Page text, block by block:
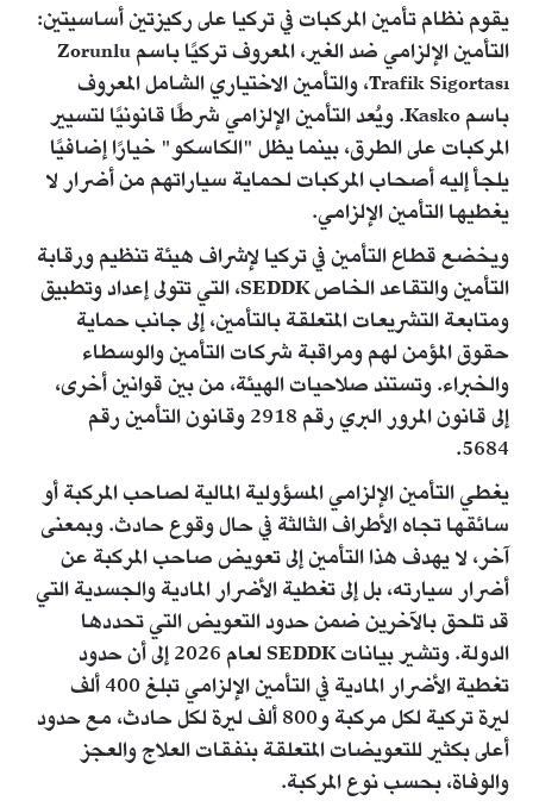
يقوم نظام تأمين المركبات في تركيا على ركيزتين أساسيتين:
التأمين الإلزامي ضد الغير، المعروف تركيًا باسم Zorunlu
Trafik Sigortası، والتأمين الاختياري الشامل المعروف
باسم Kasko. ويُعد التأمين الإلزامي شرطًا قانونيًا لتسيير
المركبات على الطرق، بينما يظل "الكاسكو" خيارًا إضافيًا
يلجأ إليه أصحاب المركبات لحماية سياراتهم من أضرار لا
يغطيها التأمين الإلزامي.
ويخضع قطاع التأمين في تركيا لإشراف هيئة تنظيم ورقابة
التأمين والتقاعد الخاص SEDDK، التي تتولى إعداد وتطبيق
ومتابعة التشريعات المتعلقة بالتأمين، إلى جانب حماية
حقوق المؤمن لهم ومراقبة شركات التأمين والوسطاء
والخبراء. وتستند صلاحيات الهيئة، من بين قوانين أخرى،
إلى قانون المرور البري رقم 2918 وقانون التأمين رقم
5684.
يغطي التأمين الإلزامي المسؤولية المالية لصاحب المركبة أو
سائقها تجاه الأطراف الثالثة في حال وقوع حادث. وبمعنى
آخر، لا يهدف هذا التأمين إلى تعويض صاحب المركبة عن
أضرار سيارته، بل إلى تغطية الأضرار المادية والجسدية التي
قد تلحق بالآخرين ضمن حدود التعويض التي تحددها
الدولة. وتشير بيانات SEDDK لعام 2026 إلى أن حدود
تغطية الأضرار المادية في التأمين الإلزامي تبلغ 400 ألف
ليرة تركية لكل مركبة و800 ألف ليرة لكل حادث، مع حدود
أعلى بكثير للتعويضات المتعلقة بنفقات العلاج والعجز
والوفاة، بحسب نوع المركبة.